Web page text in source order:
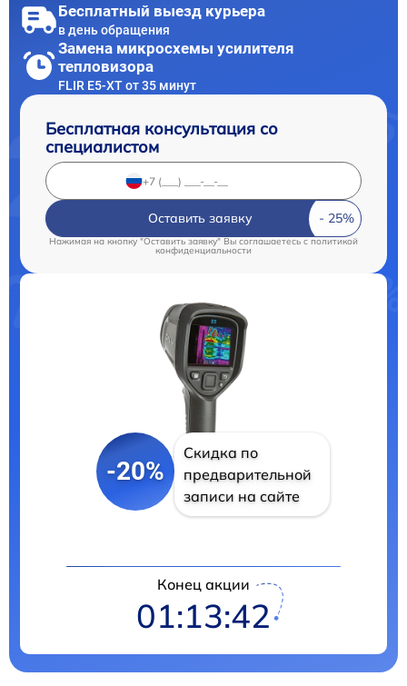
Бесплатный выезд курьера
в день обращения
Замена микросхемы усилителя
тепловизора
FLIR E5-XT от 35 минут
Бесплатная консультация со
специалистом
Оставить заявку
Нажимая на кнопку "Оставить заявку" Вы соглашаетесь c политикой
конфиденциальности
-20%
Скидка по
предварительной
записи на сайте
Конец акции
01:13:41